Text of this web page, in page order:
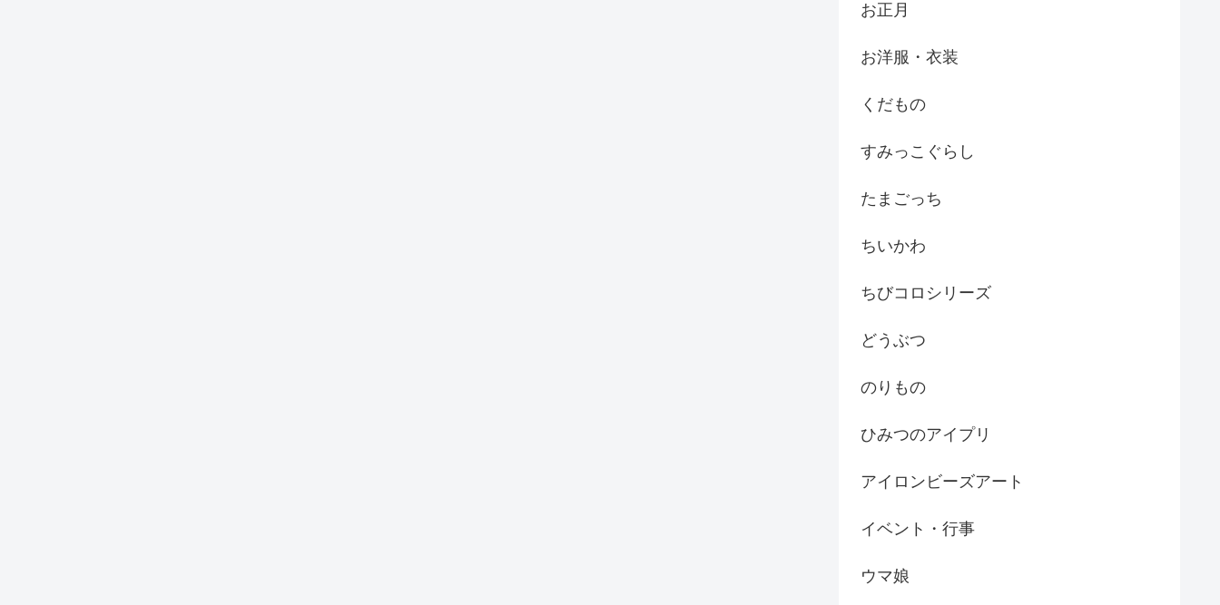
お正月
お洋服・衣装
くだもの
すみっこぐらし
たまごっち
ちいかわ
ちびコロシリーズ
どうぶつ
のりもの
ひみつのアイプリ
アイロンビーズアート
イベント・行事
ウマ娘